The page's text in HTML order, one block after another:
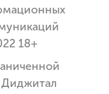
18+
Диджитал